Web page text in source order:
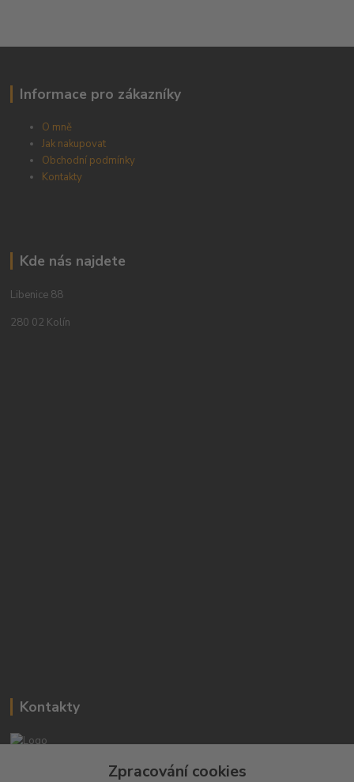
Informace pro zákazníky
O mně
Jak nakupovat
Obchodní podmínky
Kontakty
Kde nás najdete
Libenice 88
280 02 Kolín
Kontakty
Zpracování cookies